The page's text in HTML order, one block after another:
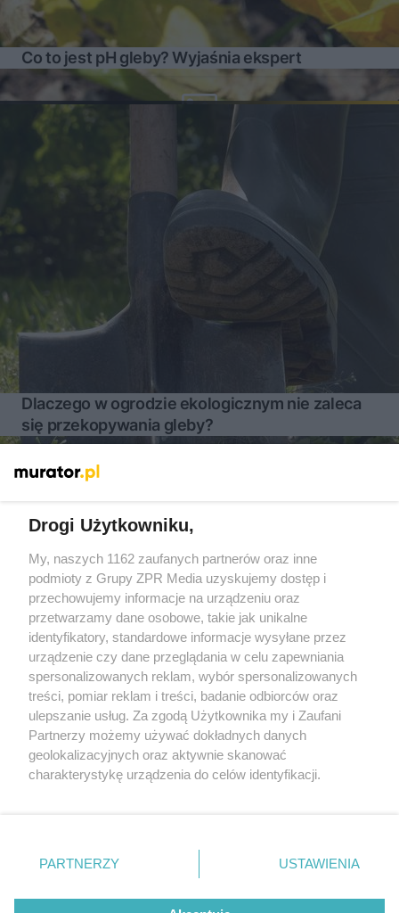
Co to jest pH gleby? Wyjaśnia ekspert
Dlaczego w ogrodzie ekologicznym nie zaleca
się przekopywania gleby?
Żaden utwór zamieszczony w serwisie nie może być powielany i
rozpowszechniany lub dalej rozpowszechniany w jakikolwiek
sposób (w tym także elektroniczny lub mechaniczny) na
jakimkolwiek polu eksploatacji w jakiejkolwiek formie, włącznie z
umieszczaniem w Internecie bez pisemnej zgody właściciela praw.
Jakiekolwiek użycie lub wykorzystanie utworów w całości lub w
części z naruszeniem prawa, tzn. bez właściwej zgody, jest
zabronione pod groźbą kary i może być ścigane prawnie.
Drogi Użytkowniku,
My, naszych 1162 zaufanych partnerów oraz inne
podmioty z Grupy ZPR Media uzyskujemy dostęp i
przechowujemy informacje na urządzeniu oraz
przetwarzamy dane osobowe, takie jak unikalne
identyfikatory, standardowe informacje wysyłane przez
urządzenie czy dane przeglądania w celu zapewniania
spersonalizowanych reklam, wybór spersonalizowanych
treści, pomiar reklam i treści, badanie odbiorców oraz
ulepszanie usług. Za zgodą Użytkownika my i Zaufani
Partnerzy możemy używać dokładnych danych
geolokalizacyjnych oraz aktywnie skanować
charakterystykę urządzenia do celów identyfikacji.
zmienić/wycofać klikając przycisk ustawień prywatności
znajdujący się w lewym dolnym rogu strony
rodzaje przetwarzania danych nie wymagają zgody
PARTNERZY USTAWIENIA